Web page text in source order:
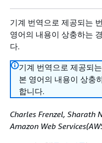
기계 번역으로 제공되는
영어의 내용이 상충하는
다.
기계 번역으로 제공되
본 영어의 내용이 상충
합니다.
Charles Frenzel, Sharath
Amazon Web